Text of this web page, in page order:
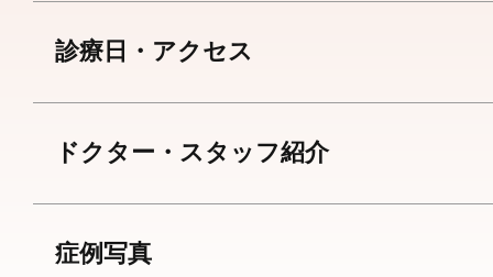
診療日・アクセス
ドクター・スタッフ紹介
症例写真